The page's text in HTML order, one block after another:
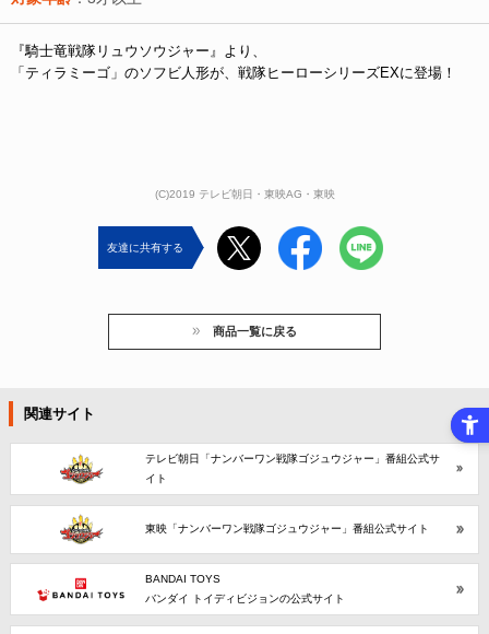
『騎士竜戦隊リュウソウジャー』より、
「ティラミーゴ」のソフビ人形が、戦隊ヒーローシリーズEXに登場！
(C)2019 テレビ朝日・東映AG・東映
友達に共有する
商品一覧に戻る
関連サイト
テレビ朝日「ナンバーワン戦隊ゴジュウジャー」番組公式サ
イト
東映「ナンバーワン戦隊ゴジュウジャー」番組公式サイト
BANDAI TOYS
バンダイ トイディビジョンの公式サイト